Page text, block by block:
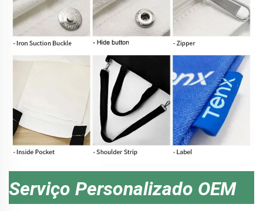
Serviço Personalizado OEM